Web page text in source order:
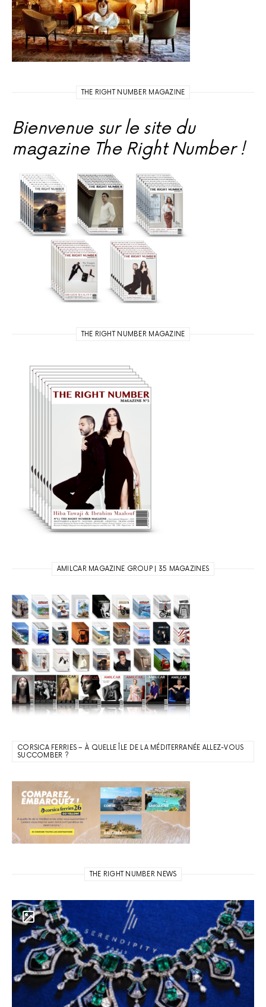
THE RIGHT NUMBER MAGAZINE
Bienvenue sur le site du
magazine The Right Number !
THE RIGHT NUMBER MAGAZINE
AMILCAR MAGAZINE GROUP | 35 MAGAZINES
CORSICA FERRIES – À QUELLE ÎLE DE LA MÉDITERRANÉE ALLEZ-VOUS
SUCCOMBER ?
THE RIGHT NUMBER NEWS